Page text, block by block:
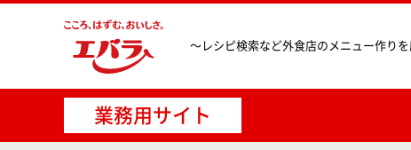
〜レシピ検索など外食店のメニュー作り
業務用サイト